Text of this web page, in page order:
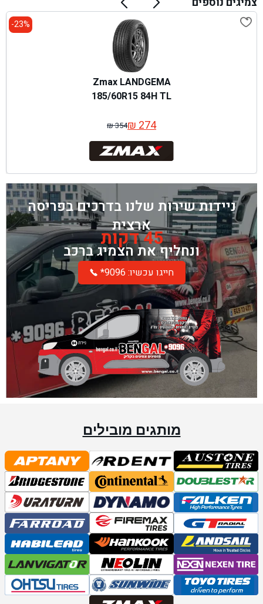
23%-
Zmax LANDGEMA
185/60R15 84H TL
₪354
המחיר
המקורי
היה:
₪ 354.
₪274 המחיר
הנוכחי
הוא:
₪ 274.
ניידות שירות שלנו בדרכים בפריסה
ארצית
45 דקות
ונחליף את הצמיג ברכב
*חייגו עכשיו: 9096
מותגים מובילים